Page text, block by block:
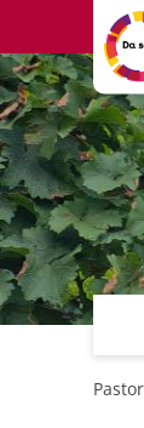
Zum Inhalt